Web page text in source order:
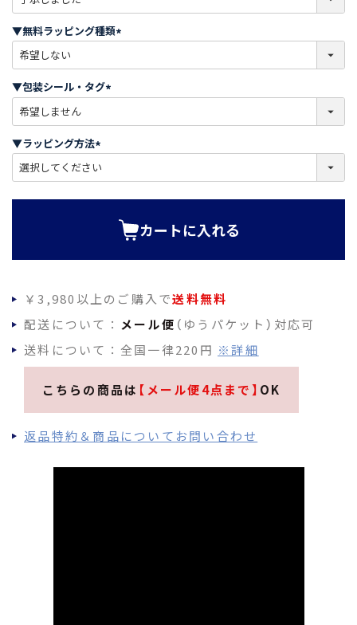
必
)
▼無料ラッピング種類
必
)
▼包装シール・タグ
必
)
▼ラッピング方法
必
カートに入れる
￥3,980以上のご購入で送料無料
配送について： メール便 （ゆうパケット）対応可
送料について：全国一律220円 ※詳細
こちらの商品は 【メール便4点まで】 OK
返品特約＆商品についてお問い合わせ